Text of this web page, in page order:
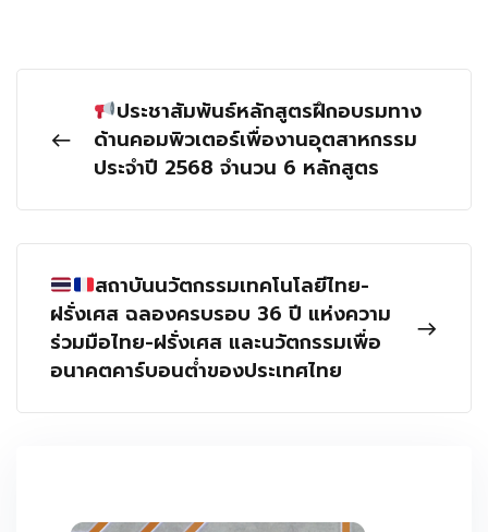
ประชาสัมพันธ์หลักสูตรฝึกอบรมทาง
ด้านคอมพิวเตอร์เพื่องานอุตสาหกรรม
ประจำปี 2568 จำนวน 6 หลักสูตร
สถาบันนวัตกรรมเทคโนโลยีไทย-
ฝรั่งเศส ฉลองครบรอบ 36 ปี แห่งความ
ร่วมมือไทย-ฝรั่งเศส และนวัตกรรมเพื่อ
อนาคตคาร์บอนต่ำของประเทศไทย